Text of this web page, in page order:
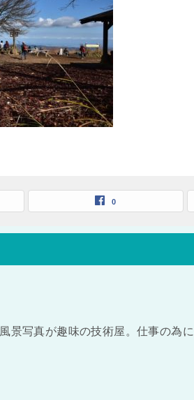
0
景写真が趣味の技術屋。仕事の為